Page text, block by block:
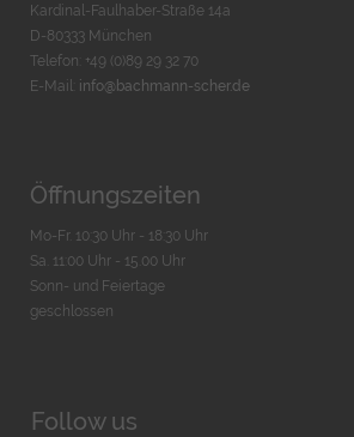
Kardinal-Faulhaber-Straße 14a
D-80333 München
Telefon: +49 (0)89 29 32 70
E-Mail: info@bachmann-scher.de
Öffnungszeiten
Mo-Fr. 10:30 Uhr - 18:30 Uhr
Sa. 11:00 Uhr - 15.00 Uhr
Sonn- und Feiertage
geschlossen
Follow us